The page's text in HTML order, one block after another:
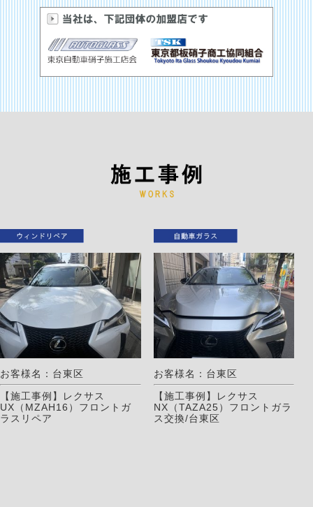
お客様名：台東区
【施工事例】レクサス
UX（MZAH16）フロントガ
ラスリペア
お客様名：台東区
【施工事例】レクサス
NX（TAZA25）フロントガラ
ス交換/台東区